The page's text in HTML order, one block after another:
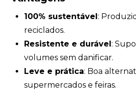
100% sustentável:
reciclados.
Resistente e durável:
volumes sem danificar.
Leve e prática: Boa
supermercados e feiras.